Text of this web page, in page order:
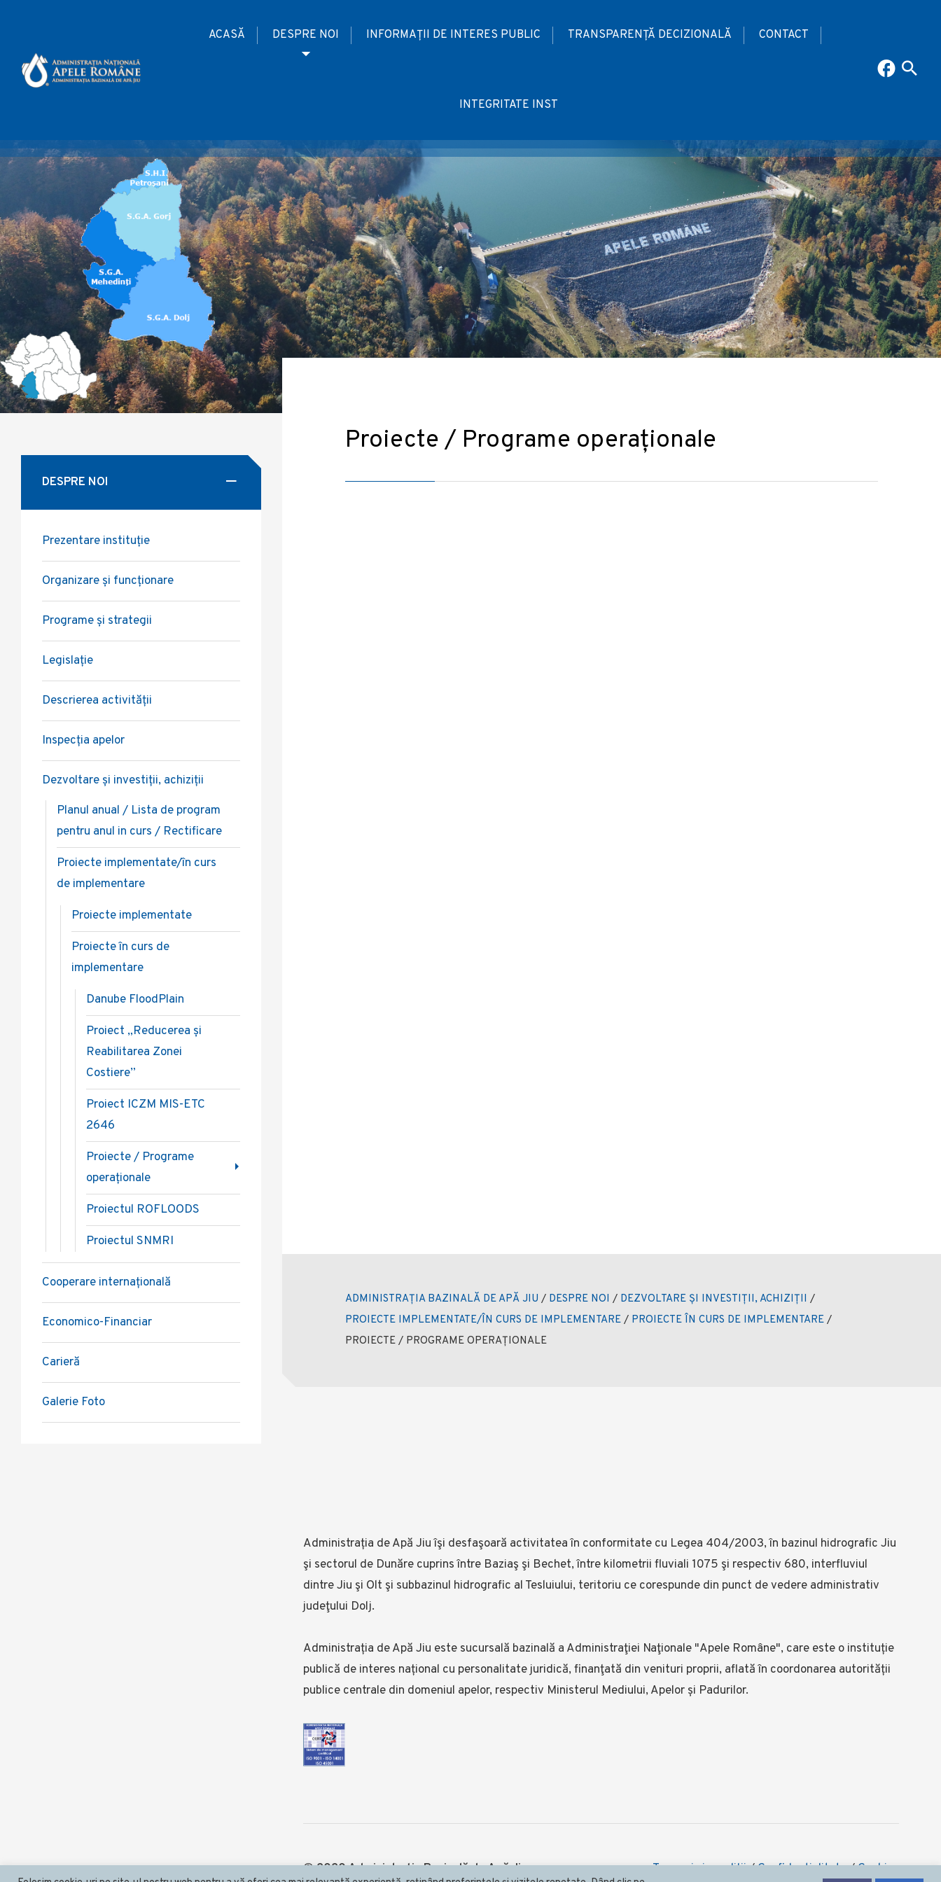
ACASĂ DESPRE NOI INFORMAȚII DE INTERES PUBLIC TRANSPARENȚĂ DECIZIONALĂ CONTACT
INTEGRITATE INST
Proiecte / Programe operaționale
ADMINISTRAȚIA BAZINALĂ DE APĂ JIU / DESPRE NOI / DEZVOLTARE ȘI INVESTIȚII, ACHIZIȚII /
PROIECTE IMPLEMENTATE/ÎN CURS DE IMPLEMENTARE / PROIECTE ÎN CURS DE IMPLEMENTARE /
PROIECTE / PROGRAME OPERAȚIONALE
DESPRE NOI
Prezentare instituție
Organizare și funcționare
Programe și strategii
Legislație
Descrierea activității
Inspecția apelor
Dezvoltare și investiții, achiziții
Planul anual / Lista de program
pentru anul in curs / Rectificare
Proiecte implementate/în curs
de implementare
Proiecte implementate
Proiecte în curs de
implementare
Danube FloodPlain
Proiect „Reducerea și
Reabilitarea Zonei
Costiere”
Proiect ICZM MIS-ETC
2646
Proiecte / Programe
operaționale
Proiectul ROFLOODS
Proiectul SNMRI
Cooperare internațională
Economico-Financiar
Carieră
Galerie Foto
Administrația de Apă Jiu îşi desfaşoară activitatea în conformitate cu Legea 404/2003, în bazinul hidrografic Jiu
şi sectorul de Dunăre cuprins între Baziaş şi Bechet, între kilometrii fluviali 1075 şi respectiv 680, interfluviul
dintre Jiu şi Olt şi subbazinul hidrografic al Tesluiului, teritoriu ce corespunde din punct de vedere administrativ
judeţului Dolj.
Administrația de Apă Jiu este sucursală bazinală a Administraţiei Naţionale "Apele Române", care este o instituție
publică de interes național cu personalitate juridică, finanţată din venituri proprii, aflată în coordonarea autorității
publice centrale din domeniul apelor, respectiv Ministerul Mediului, Apelor și Padurilor.
© 2020 Administrația Bazinală de Apă Jiu Termeni şi condiţii/Confidentialitate/Cookies